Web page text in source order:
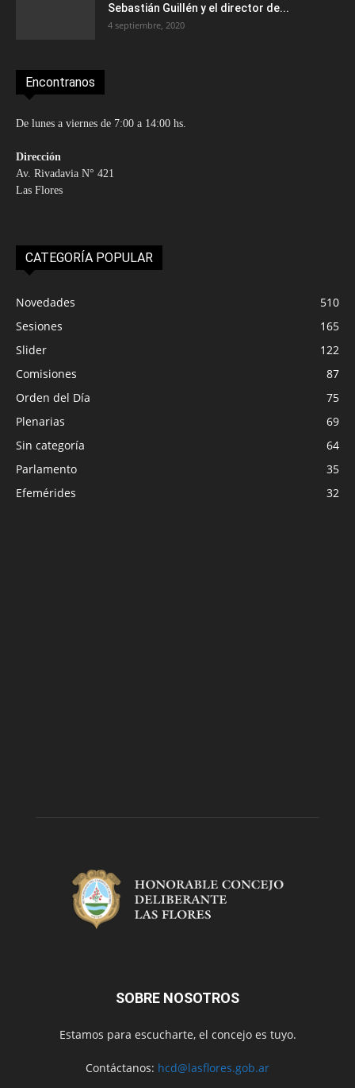
Sebastián Guillén y el director de...
4 septiembre, 2020
Encontranos
De lunes a viernes de 7:00 a 14:00 hs.
Dirección
Av. Rivadavia N° 421
Las Flores
CATEGORÍA POPULAR
Novedades
510
Sesiones
165
Slider
122
Comisiones
87
Orden del Día
75
Plenarias
69
Sin categoría
64
Parlamento
35
Efemérides
32
SOBRE NOSOTROS
Estamos para escucharte, el concejo es tuyo.
Contáctanos: hcd@lasflores.gob.ar